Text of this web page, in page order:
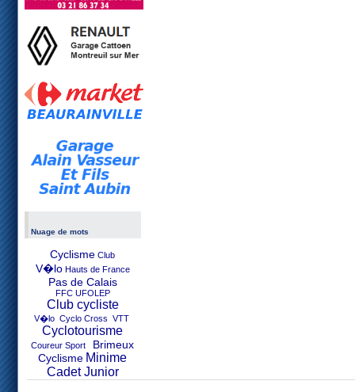
Nuage de mots
Cyclisme Club
V�lo Hauts de France
Pas de Calais
FFC UFOLEP
Club cycliste
V�lo Cyclo Cross VTT
Cyclotourisme
Coureur Sport Brimeux
Cyclisme Minime
Cadet Junior